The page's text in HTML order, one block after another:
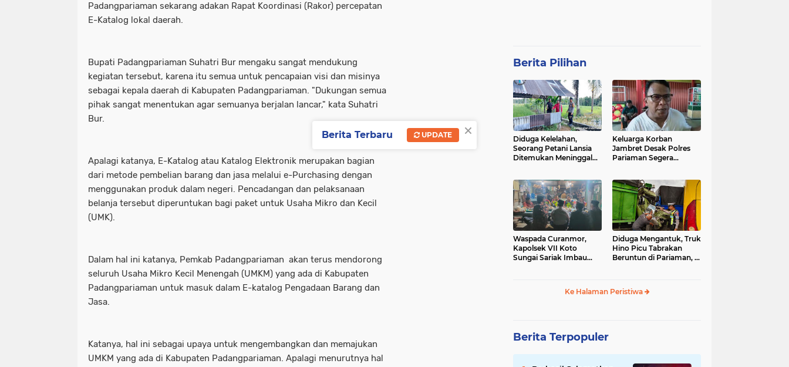
Padangpariaman sekarang adakan Rapat Koordinasi (Rakor) percepatan
E-Katalog lokal daerah.
Bupati Padangpariaman Suhatri Bur mengaku sangat mendukung
kegiatan tersebut, karena itu semua untuk pencapaian visi dan misinya
sebagai kepala daerah di Kabupaten Padangpariaman. "Dukungan semua
pihak sangat menentukan agar semuanya berjalan lancar," kata Suhatri
Bur.
Apalagi katanya, E-Katalog atau Katalog Elektronik merupakan bagian
dari metode pembelian barang dan jasa melalui e-Purchasing dengan
menggunakan produk dalam negeri. Pencadangan dan pelaksanaan
belanja tersebut diperuntukan bagi paket untuk Usaha Mikro dan Kecil
(UMK).
Dalam hal ini katanya, Pemkab Padangpariaman akan terus mendorong
seluruh Usaha Mikro Kecil Menengah (UMKM) yang ada di Kabupaten
Padangpariaman untuk masuk dalam E-katalog Pengadaan Barang dan
Jasa.
Katanya, hal ini sebagai upaya untuk mengembangkan dan memajukan
UMKM yang ada di Kabupaten Padangpariaman. Apalagi menurutnya hal
Berita Pilihan
Diduga Kelelahan,
Seorang Petani Lansia
Ditemukan Meninggal
Keluarga Korban
Jambret Desak Polres
Pariaman Segera
Waspada Curanmor,
Kapolsek VII Koto
Sungai Sariak Imbau
Diduga Mengantuk, Truk
Hino Picu Tabrakan
Beruntun di Pariaman, 5
Ke Halaman Peristiwa
Berita Terpopuler
×
Berita Terbaru UPDATE